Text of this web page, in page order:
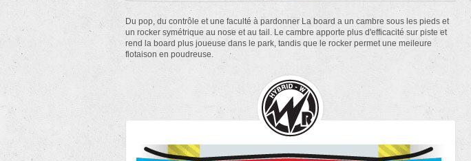
Du pop, du contrôle et une faculté à pardonner La board a un cambre sous les pieds et
un rocker symétrique au nose et au tail. Le cambre apporte plus d'efficacité sur piste et
rend la board plus joueuse dans le park, tandis que le rocker permet une meileure
flotaison en poudreuse.